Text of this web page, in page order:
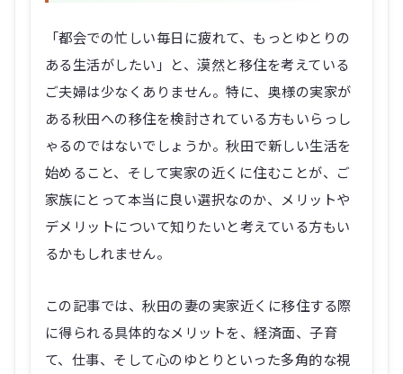
「都会での忙しい毎日に疲れて、もっとゆとりの
ある生活がしたい」と、漠然と移住を考えている
ご夫婦は少なくありません。特に、奥様の実家が
ある秋田への移住を検討されている方もいらっし
ゃるのではないでしょうか。秋田で新しい生活を
始めること、そして実家の近くに住むことが、ご
家族にとって本当に良い選択なのか、メリットや
デメリットについて知りたいと考えている方もい
るかもしれません。
この記事では、秋田の妻の実家近くに移住する際
に得られる具体的なメリットを、経済面、子育
て、仕事、そして心のゆとりといった多角的な視